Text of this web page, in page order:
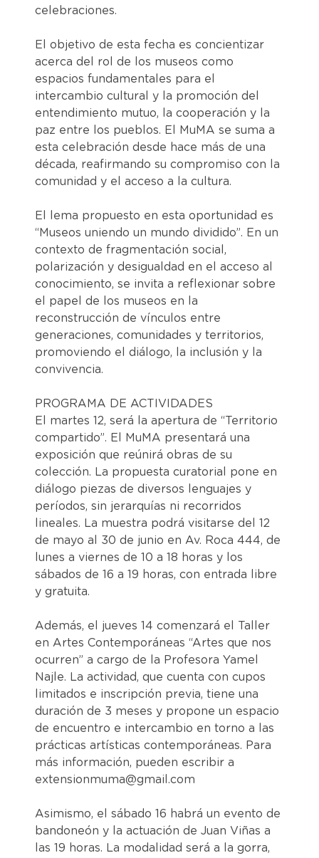
celebraciones.
El objetivo de esta fecha es concientizar
acerca del rol de los museos como
espacios fundamentales para el
intercambio cultural y la promoción del
entendimiento mutuo, la cooperación y la
paz entre los pueblos. El MuMA se suma a
esta celebración desde hace más de una
década, reafirmando su compromiso con la
comunidad y el acceso a la cultura.
El lema propuesto en esta oportunidad es
“Museos uniendo un mundo dividido”. En un
contexto de fragmentación social,
polarización y desigualdad en el acceso al
conocimiento, se invita a reflexionar sobre
el papel de los museos en la
reconstrucción de vínculos entre
generaciones, comunidades y territorios,
promoviendo el diálogo, la inclusión y la
convivencia.
PROGRAMA DE ACTIVIDADES
El martes 12, será la apertura de “Territorio
compartido”. El MuMA presentará una
exposición que reúnirá obras de su
colección. La propuesta curatorial pone en
diálogo piezas de diversos lenguajes y
períodos, sin jerarquías ni recorridos
lineales. La muestra podrá visitarse del 12
de mayo al 30 de junio en Av. Roca 444, de
lunes a viernes de 10 a 18 horas y los
sábados de 16 a 19 horas, con entrada libre
y gratuita.
Además, el jueves 14 comenzará el Taller
en Artes Contemporáneas “Artes que nos
ocurren” a cargo de la Profesora Yamel
Najle. La actividad, que cuenta con cupos
limitados e inscripción previa, tiene una
duración de 3 meses y propone un espacio
de encuentro e intercambio en torno a las
prácticas artísticas contemporáneas. Para
más información, pueden escribir a
extensionmuma@gmail.com
Asimismo, el sábado 16 habrá un evento de
bandoneón y la actuación de Juan Viñas a
las 19 horas. La modalidad será a la gorra,